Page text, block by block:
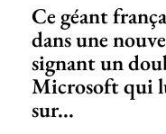
Ce géant
dans une
signant un
Microsoft qui
sur...